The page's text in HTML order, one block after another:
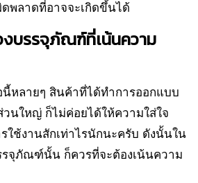
พลาดที่อาจจะเกิดขึ้นได้
บรรจุภัณฑ์ที่เน้นความ
หลายๆ สินค้าที่ได้ทำการออกแบบ
นใหญ่ ก็ไม่ค่อยได้ให้ความใส่ใจ
ใช้งานสักเท่าไรนักนะครับ ดังนั้นใน
รจุภัณฑ์นั้น ก็ควรที่จะต้องเน้นความ